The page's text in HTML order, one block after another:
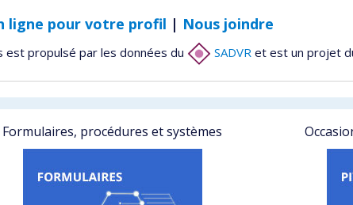
ligne pour votre profil | Nous joindre
propulsé par les données du SADVR et est un projet
Formulaires, procédures et systèmes